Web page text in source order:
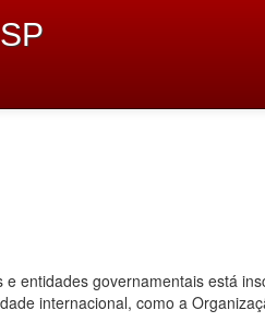
governamentais está
internacional, como a